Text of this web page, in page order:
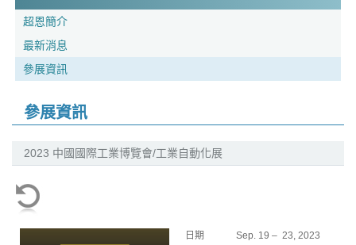
超恩簡介
最新消息
參展資訊
參展資訊
2023 中國國際工業博覽會/工業自動化展
日期 Sep. 19 – 23, 2023